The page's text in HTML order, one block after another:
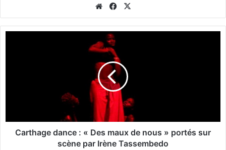
We
bsi
te
Fa
ce
bo
d
Carthage dance : « Des maux de nous » portés sur
scène par Irène Tassembedo